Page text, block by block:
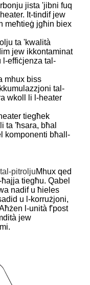
jista 'jibni fuq
It-tindif jew
meħtieġ jgħin biex
ta 'kwalità
jew ikkontaminat
l-effiċjenza tal-
mhux biss
tal-
wkoll li l-heater
tiegħek
ta 'ħsara, bħal
komponenti bħall-
pitroljuMhux qed
tiegħu. Qabel
nadif u ħieles
u l-korrużjoni,
l-unità f'post
jew